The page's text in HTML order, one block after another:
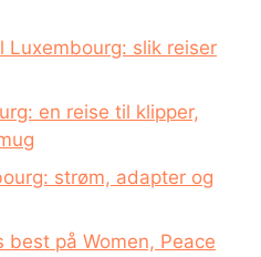
Luxembourg: slik reiser
en reise til klipper,
strøm, adapter og
best på Women, Peace